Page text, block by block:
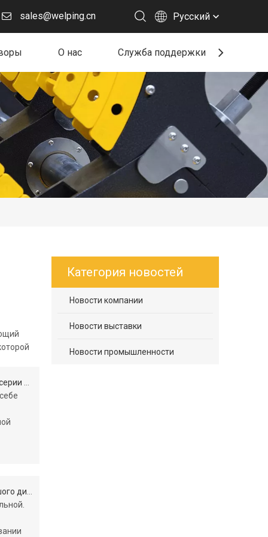
sales@welping.cn Pусский
О нас Служба поддержки
Max
Категория новостей
Новости компании
Новости выставки
Новости промышленности